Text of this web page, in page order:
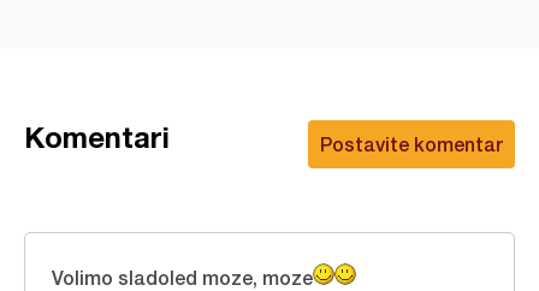
Postavite komentar
Komentari
Volimo sladoled moze, moze